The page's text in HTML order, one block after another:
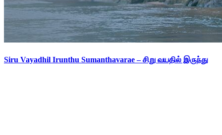
Siru Vayadhil Irunthu Sumanthavarae – சிறு வயதில் இருந்து